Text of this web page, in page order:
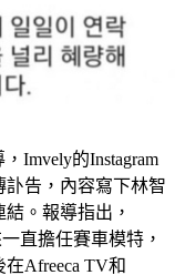
Imvely的Instagram
告，內容寫下林智
。報導指出，
直擔任賽車模特，
Afreeca TV和